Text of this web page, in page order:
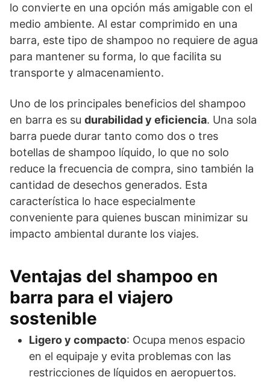
lo convierte en una opción más amigable con el
medio ambiente. Al estar comprimido en una
barra, este tipo de shampoo no requiere de agua
para mantener su forma, lo que facilita su
transporte y almacenamiento.
Uno de los principales beneficios del shampoo
en barra es su durabilidad y eficiencia. Una sola
barra puede durar tanto como dos o tres
botellas de shampoo líquido, lo que no solo
reduce la frecuencia de compra, sino también la
cantidad de desechos generados. Esta
característica lo hace especialmente
conveniente para quienes buscan minimizar su
impacto ambiental durante los viajes.
Ventajas del shampoo en
barra para el viajero
sostenible
Ligero y compacto: Ocupa menos espacio
en el equipaje y evita problemas con las
restricciones de líquidos en aeropuertos.